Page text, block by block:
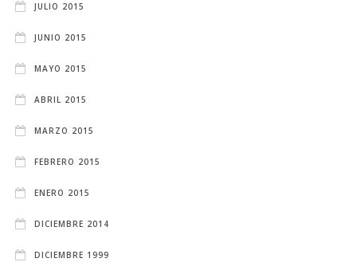
JULIO 2015
JUNIO 2015
MAYO 2015
ABRIL 2015
MARZO 2015
FEBRERO 2015
ENERO 2015
DICIEMBRE 2014
DICIEMBRE 1999